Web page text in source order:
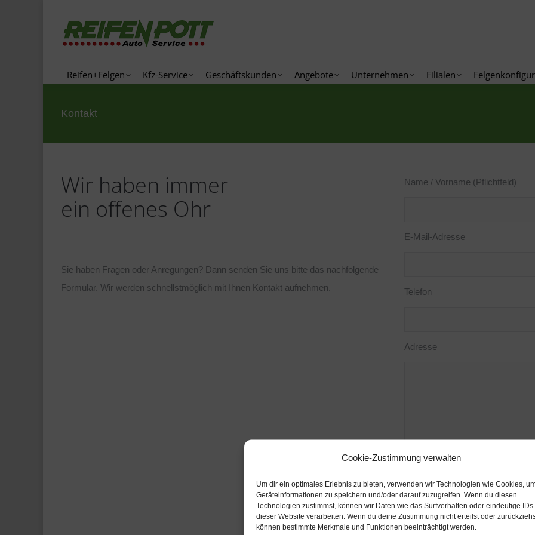
Cookie-Zustimmung verwalten
Um dir ein optimales Erlebnis zu bieten, verwenden wir Technologien wie Cookies,
Geräteinformationen zu speichern und/oder darauf zuzugreifen. Wenn du diesen
Technologien zustimmst, können wir Daten wie das Surfverhalten oder eindeutige IDs
dieser Website verarbeiten. Wenn du deine Zustimmung nicht erteilst oder
können bestimmte Merkmale und Funktionen beeinträchtigt werden.
Reifen+Felgen Kfz-Service Geschäftskunden Angebote Unternehmen Filialen
Kontakt
Sie befinden sich hier:
Wir haben immer
ein offenes Ohr
Sie haben Fragen oder Anregungen? Dann senden Sie uns bitte das nachfolgende
Formular. Wir werden schnellstmöglich mit Ihnen Kontakt aufnehmen.
Name / Vorname (Pflichtfeld)
E-Mail-Adresse
Telefon
Adresse
Reifen+Felgen Kfz-Service